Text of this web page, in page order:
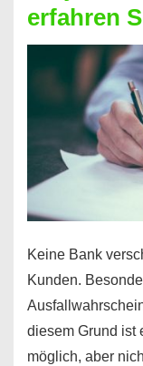
nicht
nur
für
Handy
möglich!
erfahren
Keine Bank
Kunden.
diesem Grund ist
möglich, aber